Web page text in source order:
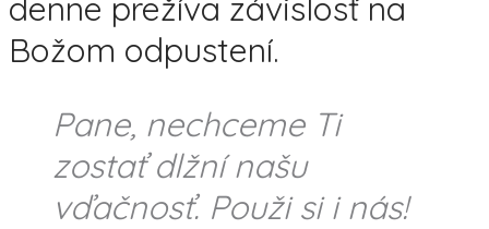
Božom odpustení.
Pane, nechceme Ti
zostať dlžní našu
vďačnosť. Použi si i nás!